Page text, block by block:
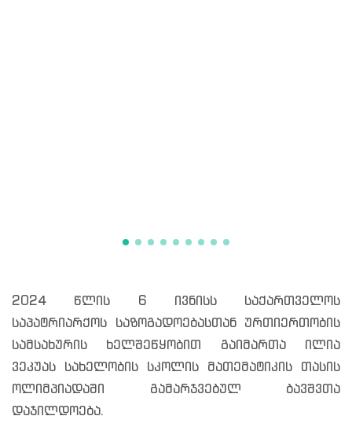
2024 წლის 6 ივნისს საქართველოს
საპატრიარქოს საზოგადოებასთან ურთიერთობის
სამსახურის ხელშეწყობით გაიმართა ილია
ვეკუას სახელობის სკოლის მათემატიკის თასის
ოლიმპიადაში გამარჯვებულ ბავშვთა
დაჯილდოება.